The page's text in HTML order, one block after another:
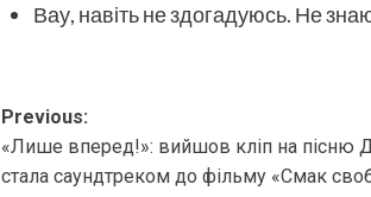
Вау, навіть не здогадуюсь. Не
Post
navigation
Previous:
«Лише вперед!»: вийшов кліп на пісню
стала саундтреком до фільму «Смак